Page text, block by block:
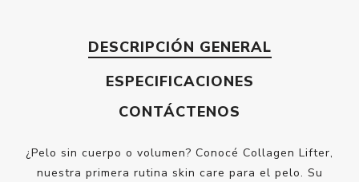
DESCRIPCIÓN GENERAL
ESPECIFICACIONES
CONTÁCTENOS
¿Pelo sin cuerpo o volumen? Conocé Collagen Lifter,
nuestra primera rutina skin care para el pelo. Su